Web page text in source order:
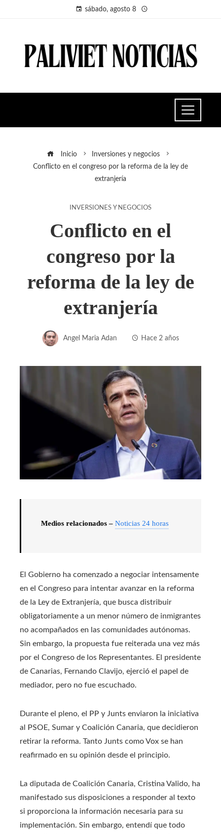
sábado, agosto 8
Inicio
Inversiones y negocios
Conflicto en el congreso por la reforma de la ley de
extranjería
INVERSIONES Y NEGOCIOS
Conflicto en el
congreso por la
reforma de la ley de
extranjería
Angel Maria Adan Hace 2 años
Medios relacionados – Noticias 24 horas
El Gobierno ha comenzado a negociar intensamente
en el Congreso para intentar avanzar en la reforma
de la Ley de Extranjería, que busca distribuir
obligatoriamente a un menor número de inmigrantes
no acompañados en las comunidades autónomas.
Sin embargo, la propuesta fue reiterada una vez más
por el Congreso de los Representantes. El presidente
de Canarias, Fernando Clavijo, ejerció el papel de
mediador, pero no fue escuchado.
Durante el pleno, el PP y Junts enviaron la iniciativa
al PSOE, Sumar y Coalición Canaria, que decidieron
retirar la reforma. Tanto Junts como Vox se han
reafirmado en su opinión desde el principio.
La diputada de Coalición Canaria, Cristina Valido, ha
manifestado sus disposiciones a responder al texto
si proporciona la información necesaria para su
implementación. Sin embargo, entendí que todo